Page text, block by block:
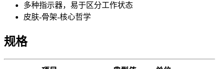
多种指示器，易于区分工作状态
皮肤-骨架-核心哲学
规格